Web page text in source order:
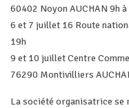
60402 Noyon AUCHAN 9h
6 et 7 juillet 16 Route
19h
9 et 10 juillet Centre
76290 Montivilliers
La société organisatrice se